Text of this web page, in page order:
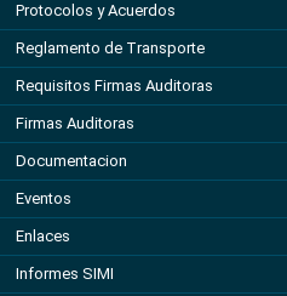
Protocolos y Acuerdos
Reglamento de Transporte
Requisitos Firmas Auditoras
Firmas Auditoras
Documentacion
Eventos
Enlaces
Informes SIMI